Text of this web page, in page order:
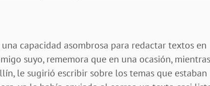
capacidad asombrosa para redactar textos en
suyo, rememora que en una ocasión,
le sugirió escribir sobre los temas que estaban